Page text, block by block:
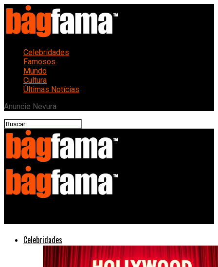
Celebridades
Famosos
Mundo
Cultura
Últimas Notícias
Anuncie Nevura
Celebridades